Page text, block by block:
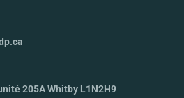
205A Whitby L1N2H9